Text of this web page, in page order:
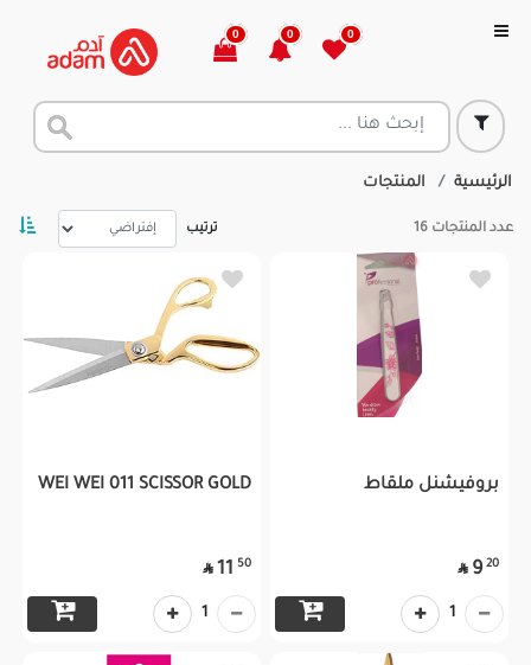
0
0
0
الرئيسية المنتجات
عدد المنتجات 16 ترتيب
بروفيشنل ملقاط
20
9

1
WEI WEI 011 SCISSOR GOLD
50
11

1